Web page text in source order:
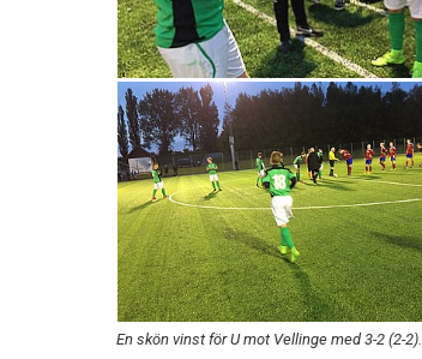
En skön vinst för U mot Vellinge med 3-2 (2-2).